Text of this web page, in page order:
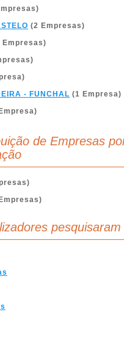
(2 Empresas)
Empresas)
- FUNCHAL (1 Empresa)
de Empresas
pesquisaram